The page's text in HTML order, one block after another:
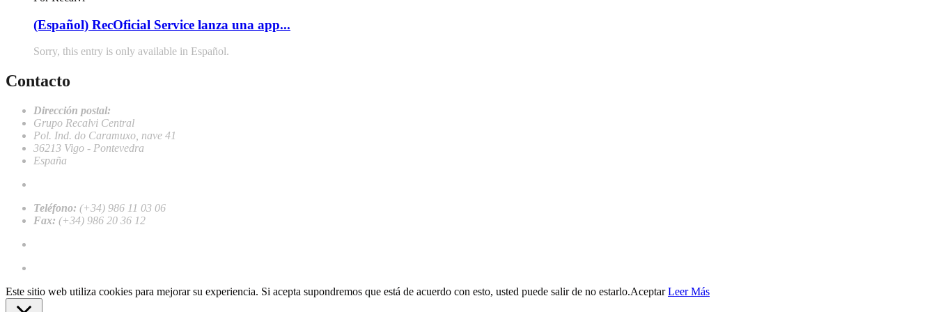
(Español) RecOficial Service lanza una app...
Sorry, this entry is only available in Español.
Contacto
Dirección postal:
Grupo Recalvi Central
Pol. Ind. do Caramuxo, nave 41
36213 Vigo - Pontevedra
España
Teléfono: (+34) 986 11 03 06
Fax: (+34) 986 20 36 12
Este sitio web utiliza cookies para mejorar su experiencia. Si acepta supondremos que está de acuerdo con esto, usted puede salir de no estarlo.Aceptar Leer Más